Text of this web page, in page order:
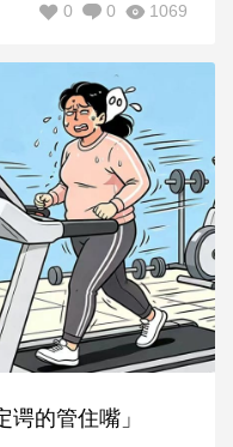
1069
0
0
的管住嘴」